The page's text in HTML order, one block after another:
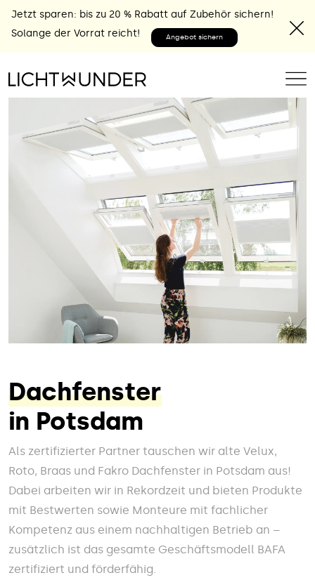
Jetzt sparen: bis zu 20 % Rabatt auf Zubehör sichern!
Solange der Vorrat reicht!
Angebot sichern
Dachfenster
in Potsdam
Als zertifizierter Partner tauschen wir alte Velux,
Roto, Braas und Fakro Dachfenster in Potsdam aus!
Dabei arbeiten wir in Rekordzeit und bieten Produkte
mit Bestwerten sowie Monteure mit fachlicher
Kompetenz aus einem nachhaltigen Betrieb an –
zusätzlich ist das gesamte Geschäftsmodell BAFA
zertifiziert und förderfähig.